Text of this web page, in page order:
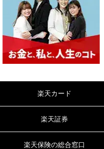
楽天カード
楽天証券
楽天保険の総合窓口